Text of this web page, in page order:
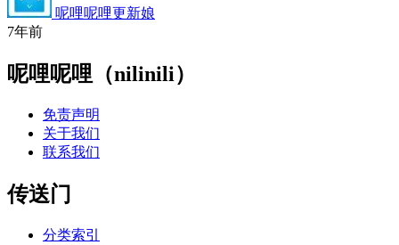
呢哩呢哩更新娘
7年前
呢哩呢哩（nilinili）
免责声明
关于我们
联系我们
传送门
分类索引